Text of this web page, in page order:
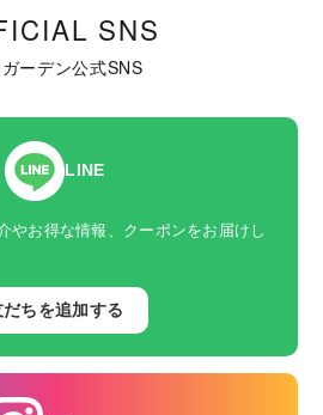
SNS
ーデン公式SNS
LINE
やお得な情報、クーポンをお届けし
だちを追加する